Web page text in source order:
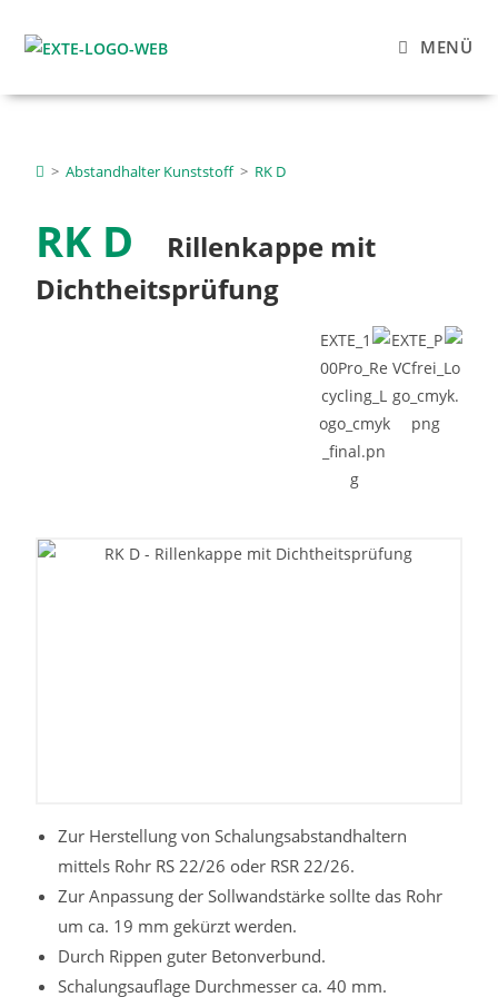
MENÜ
> Abstandhalter Kunststoff > RK D
RK D
Rillenkappe mit
Dichtheitsprüfung
Zur Herstellung von Schalungsabstandhaltern
mittels Rohr RS 22/26 oder RSR 22/26.
Zur Anpassung der Sollwandstärke sollte das Rohr
um ca. 19 mm gekürzt werden.
Durch Rippen guter Betonverbund.
Schalungsauflage Durchmesser ca. 40 mm.